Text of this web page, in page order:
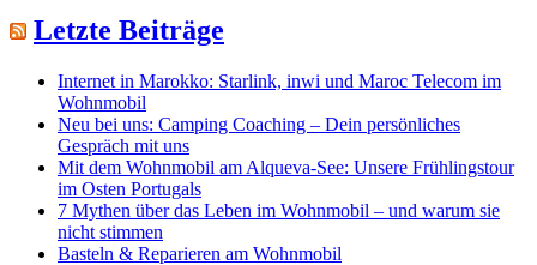
Letzte Beiträge
Internet in Marokko: Starlink, inwi und Maroc Telecom im
Wohnmobil
Neu bei uns: Camping Coaching – Dein persönliches
Gespräch mit uns
Mit dem Wohnmobil am Alqueva-See: Unsere Frühlingstour
im Osten Portugals
7 Mythen über das Leben im Wohnmobil – und warum sie
nicht stimmen
Basteln & Reparieren am Wohnmobil